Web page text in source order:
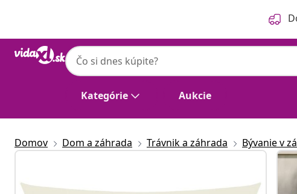
Kategórie Aukcie
Domov Dom a záhrada Trávnik a záhrada Bývanie v